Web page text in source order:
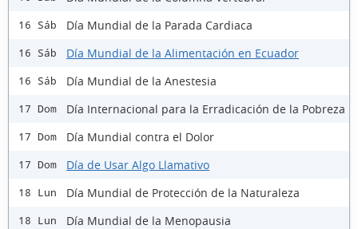
16 Sáb Día Mundial de la Parada Cardiaca
16 Sáb Día Mundial de la Alimentación en Ecuador
16 Sáb Día Mundial de la Anestesia
17 Dom Día Internacional para la Erradicación de la Pobreza
17 Dom Día Mundial contra el Dolor
17 Dom Día de Usar Algo Llamativo
18 Lun Día Mundial de Protección de la Naturaleza
18 Lun Día Mundial de la Menopausia